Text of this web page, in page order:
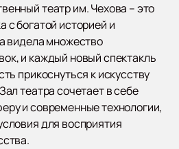
театр им. Чехова – это
с богатой историей и
видела множество
и каждый новый спектакль
прикоснуться к искусству
театра сочетает в себе
и современные технологии,
для восприятия